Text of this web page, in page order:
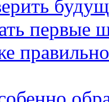
первые